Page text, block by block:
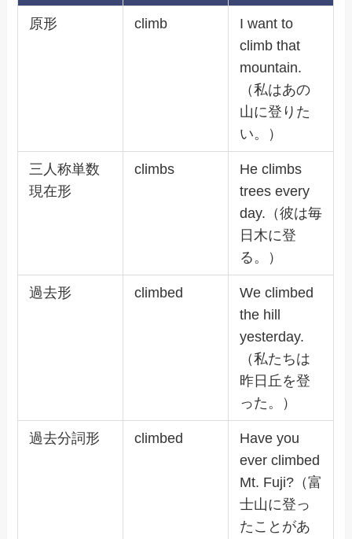
原形 climb
I want to
climb that
mountain.
（私はあの
山に登りた
い。）
三人称単数
現在形
climbs
He climbs
trees every
day.（彼は毎
日木に登
る。）
過去形 climbed
We climbed
the hill
yesterday.
（私たちは
昨日丘を登
った。）
過去分詞形 climbed
Have you
ever climbed
Mt. Fuji?（富
士山に登っ
たことがあ